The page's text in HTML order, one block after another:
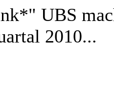
UBS
2010...